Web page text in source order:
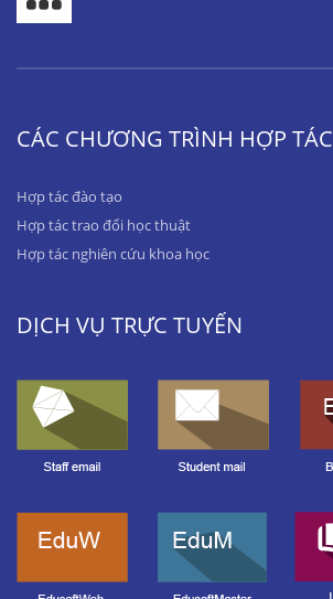
CÁC CHƯƠNG TRÌNH HỢP TÁC
Hợp tác đào tạo
Hợp tác trao đổi học thuật
Hợp tác nghiên cứu khoa học
DỊCH VỤ TRỰC TUYẾN